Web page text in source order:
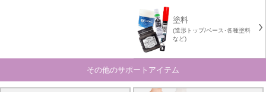
塗料
(造形トップ/ベース･各種塗料
など)
その他のサポートアイテム